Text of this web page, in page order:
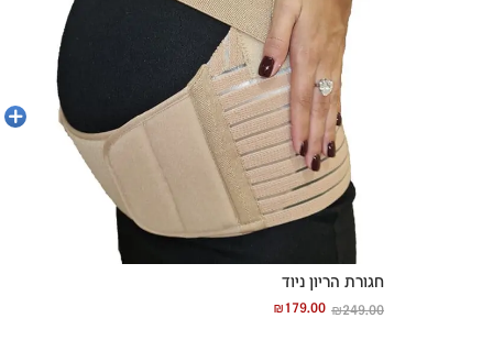
חגורת הריון ניוד
₪249.00
₪179.00
בחר